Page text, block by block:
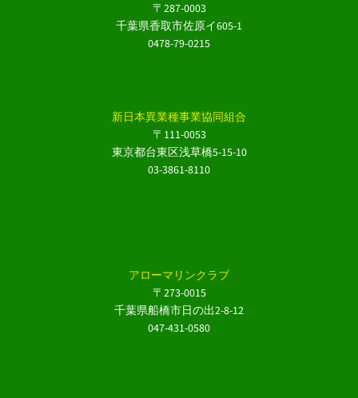
〒287-0003
千葉県香取市佐原イ605-1
0478-79-0215
新日本異業種事業協同組合
〒111-0053
東京都台東区浅草橋5-15-10
03-3861-8110
アローマリンクラブ
〒273-0015
千葉県船橋市日の出2-8-12
047-431-0580